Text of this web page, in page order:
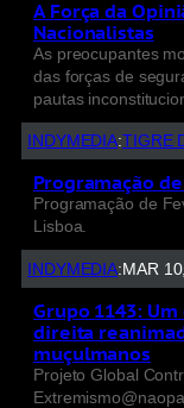
A Força da
Nacionalistas
As preocupantes
das forças de
pautas
INDYMEDIA:TIGRE
Programação
Programação de
Lisboa.
INDYMEDIA:MAR
Grupo 1143:
direita
muçulmanos
Projeto Global